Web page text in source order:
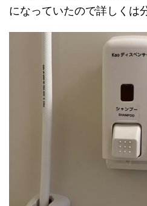
になっていたので詳しくは